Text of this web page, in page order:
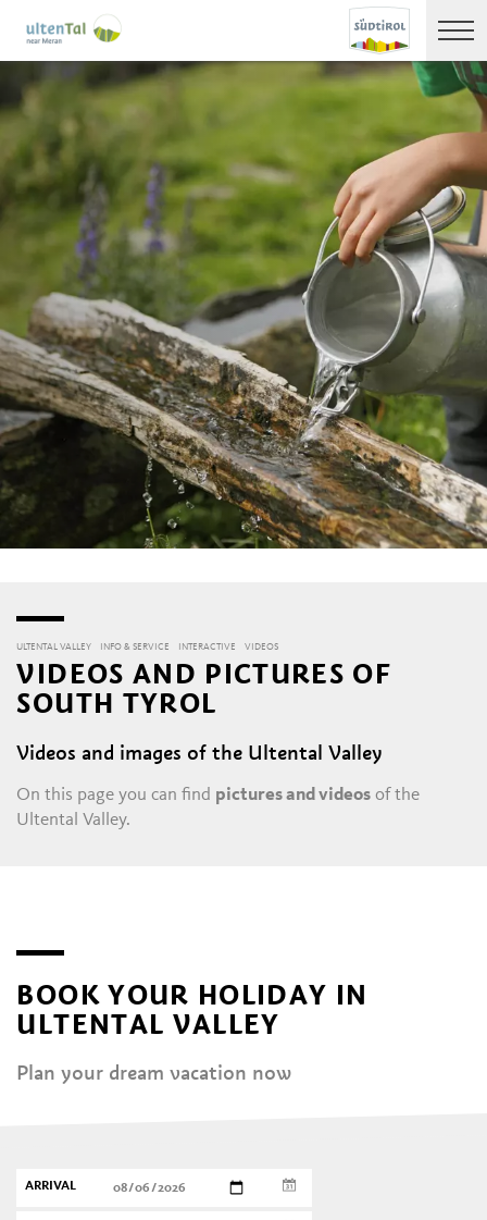
ULTENTAL VALLEY INFO & SERVICE INTERACTIVE VIDEOS
VIDEOS AND PICTURES OF
SOUTH TYROL
Videos and images of the Ultental Valley
On this page you can find pictures and videos of the
Ultental Valley.
BOOK YOUR HOLIDAY IN
ULTENTAL VALLEY
Plan your dream vacation now
ARRIVAL